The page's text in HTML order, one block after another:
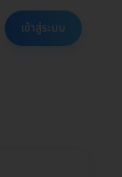
เข้าสู่ระบบ